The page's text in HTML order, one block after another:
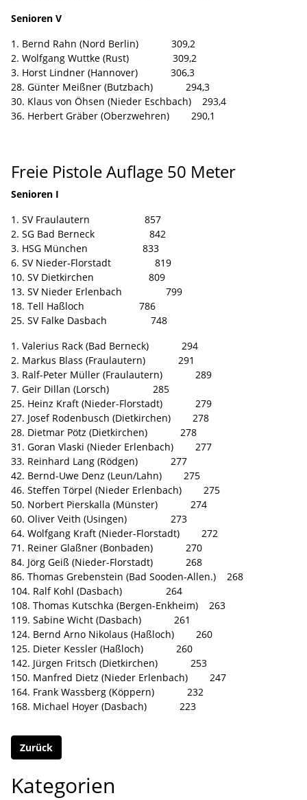
Senioren V
1. Bernd Rahn (Nord Berlin) 309,2
2. Wolfgang Wuttke (Rust) 309,2
3. Horst Lindner (Hannover) 306,3
28. Günter Meißner (Butzbach) 294,3
30. Klaus von Öhsen (Nieder Eschbach) 293,4
36. Herbert Gräber (Oberzwehren) 290,1
Freie Pistole Auflage 50 Meter
Senioren I
1. SV Fraulautern 857
2. SG Bad Berneck 842
3. HSG München 833
6. SV Nieder-Florstadt 819
10. SV Dietkirchen 809
13. SV Nieder Erlenbach 799
18. Tell Haßloch 786
25. SV Falke Dasbach 748
1. Valerius Rack (Bad Berneck) 294
2. Markus Blass (Fraulautern) 291
3. Ralf-Peter Müller (Fraulautern) 289
7. Geir Dillan (Lorsch) 285
25. Heinz Kraft (Nieder-Florstadt) 279
27. Josef Rodenbusch (Dietkirchen) 278
28. Dietmar Pötz (Dietkirchen) 278
31. Goran Vlaski (Nieder Erlenbach) 277
33. Reinhard Lang (Rödgen) 277
42. Bernd-Uwe Denz (Leun/Lahn) 275
46. Steffen Törpel (Nieder Erlenbach) 275
50. Norbert Pierskalla (Münster) 274
60. Oliver Veith (Usingen) 273
64. Wolfgang Kraft (Nieder-Florstadt) 272
71. Reiner Glaßner (Bonbaden) 270
84. Jörg Geiß (Nieder-Florstadt) 268
86. Thomas Grebenstein (Bad Sooden-Allen.) 268
104. Ralf Kohl (Dasbach) 264
108. Thomas Kutschka (Bergen-Enkheim) 263
119. Sabine Wicht (Dasbach) 261
124. Bernd Arno Nikolaus (Haßloch) 260
125. Dieter Kessler (Haßloch) 260
142. Jürgen Fritsch (Dietkirchen) 253
150. Manfred Dietz (Nieder Erlenbach) 247
164. Frank Wassberg (Köppern) 232
168. Michael Hoyer (Dasbach) 223
Zurück
Kategorien